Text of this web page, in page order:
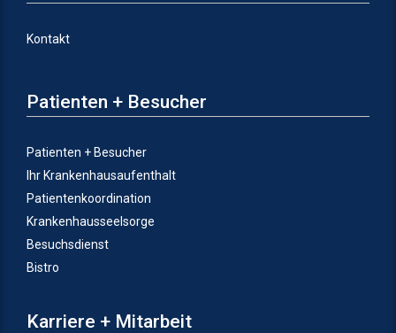
Kontakt
Patienten + Besucher
Patienten + Besucher
Ihr Krankenhausaufenthalt
Patientenkoordination
Krankenhausseelsorge
Besuchsdienst
Bistro
Karriere + Mitarbeit